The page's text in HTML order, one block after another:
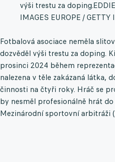
výši trestu za doping.
IMAGES EUROPE / GETTY
Fotbalová asociace neměla
dozvěděl výši trestu za doping.
prosinci 2024 během
nalezena v těle zakázaná látka,
činnosti na čtyři roky. Hráč se
by nesměl profesionálně hrát
Mezinárodní sportovní arbitráži